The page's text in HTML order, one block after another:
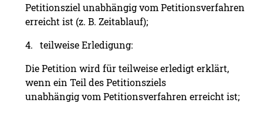
Petitionsziel unabhängig vom Petitionsverfahren
erreicht ist (z. B. Zeitablauf);
4. teilweise Erledigung:
Die Petition wird für teilweise erledigt erklärt,
wenn ein Teil des Petitionsziels
unabhängig vom Petitionsverfahren erreicht ist;